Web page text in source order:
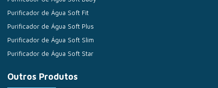
Purificador de Água Soft Fit
Purificador de Água Soft Plus
Purificador de Água Soft Slim
Purificador de Água Soft Star
Outros Produtos